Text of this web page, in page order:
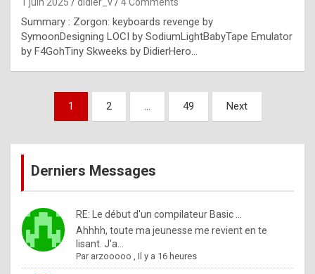
l
e
x
a
%
m
a
d
1 juin 2025 didier_v 4 Comments
Summary : Zorgon: keyboards revenge by
SymoonDesigning LOCI by SodiumLightBabyTape Emulator
by F4GohTiny Skweeks by DidierHero…
Pagination
publications
1 2 … 49 Next
Derniers Messages
RE: Le début d'un compilateur Basic ...
Ahhhh, toute ma jeunesse me revient en te
lisant. J'a...
Par arzooooo ,Il y a 16 heures